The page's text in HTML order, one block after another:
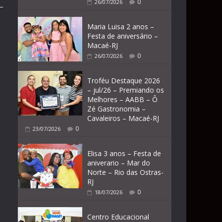
26/07/2026 0
Maria Luisa 2 anos –
Festa de aniversário –
Macaé-RJ
26/07/2026 0
Troféu Destaque 2026
– jul/26 – Premiando os
Melhores – AABB – Ô
Zé Gastronomia –
Cavaleiros – Macaé-RJ
23/07/2026 0
Elisa 3 anos – Festa de
aniverario – Mar do
Norte – Rio das Ostras-
RJ
18/07/2026 0
Centro Educacional